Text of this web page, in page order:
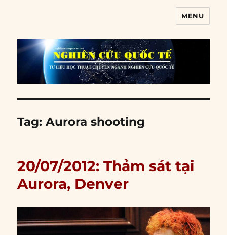
MENU
Tag:Aurora shooting
20/07/2012: Thảm sát tại
Aurora, Denver